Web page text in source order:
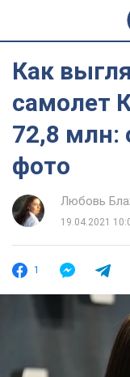
Как
самолет
72,8 млн:
фото
Любовь
19.04.2021
1